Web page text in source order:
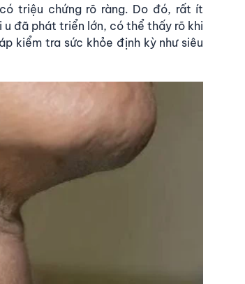
triệu chứng rõ ràng. Do đó, rất ít
đã phát triển lớn, có thể thấy rõ khi
kiểm tra sức khỏe định kỳ như siêu